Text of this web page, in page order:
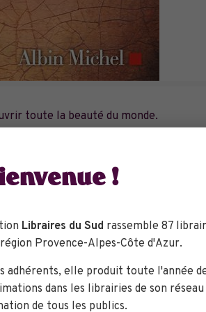
toute la beauté du monde.
pour l’initier, chaque mercredi
l’usage de ses yeux.
spectacle d’un tableau ou d’une
ou Basquiat, Mona découvre le
trésor que son grand-père souhaite
entre une petite fille et son grand-
!
Libraires du Sud rassemble 87
Provence-Alpes-Côte d'Azur.
adhérents, elle produit toute l'année
dans les librairies de son réseau
de tous les publics.